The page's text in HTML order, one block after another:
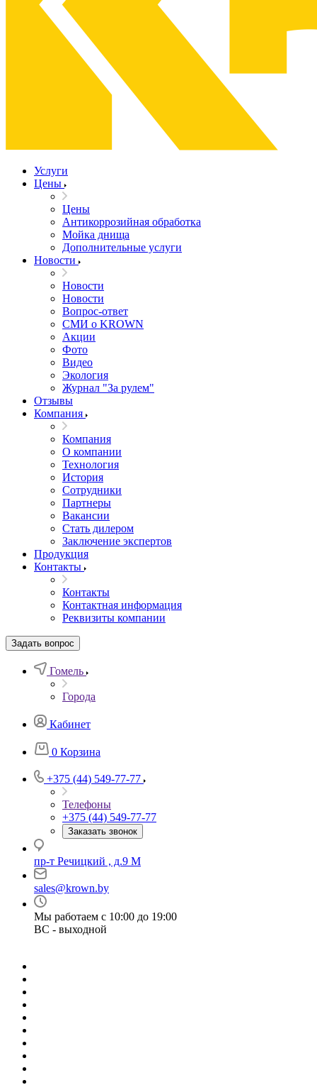
Услуги
Цены
Цены
Антикоррозийная обработка
Мойка днища
Дополнительные услуги
Новости
Новости
Новости
Вопрос-ответ
СМИ о KROWN
Акции
Фото
Видео
Экология
Журнал "За рулем"
Отзывы
Компания
Компания
О компании
Технология
История
Сотрудники
Партнеры
Вакансии
Стать дилером
Заключение экспертов
Продукция
Контакты
Контакты
Контактная информация
Реквизиты компании
Задать вопрос
Гомель
Города
Кабинет
0 Корзина
+375 (44) 549-77-77
Телефоны
+375 (44) 549-77-77
Заказать звонок
пр-т Речицкий , д.9 М
sales@krown.by
Мы работаем с 10:00 до 19:00
ВС - выходной